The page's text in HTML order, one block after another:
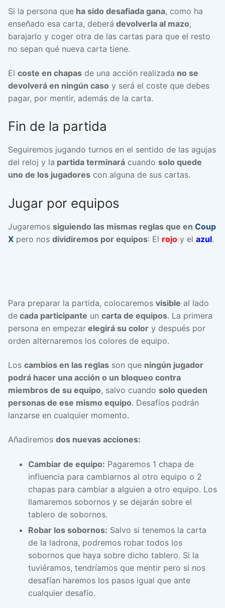
Si la persona que ha sido desafiada gana, como ha
enseñado esa carta, deberá devolverla al mazo,
barajarlo y coger otra de las cartas para que el resto
no sepan qué nueva carta tiene.
El coste en chapas de una acción realizada no se
devolverá en ningún caso y será el coste que debes
pagar, por mentir, además de la carta.
Fin de la partida
Seguiremos jugando turnos en el sentido de las agujas
del reloj y la partida terminará cuando solo quede
uno de los jugadores con alguna de sus cartas.
Jugar por equipos
Jugaremos siguiendo las mismas reglas que en Coup
X pero nos dividiremos por equipos: El rojo y el azul.
Para preparar la partida, colocaremos visible al lado
de cada participante un carta de equipos. La primera
persona en empezar elegirá su color y después por
orden alternaremos los colores de equipo.
Los cambios en las reglas son que ningún jugador
podrá hacer una acción o un bloqueo contra
miembros de su equipo, salvo cuando solo queden
personas de ese mismo equipo. Desafíos podrán
lanzarse en cualquier momento.
Añadiremos dos nuevas acciones:
Cambiar de equipo: Pagaremos 1 chapa de
influencia para cambiarnos al otro equipo o 2
chapas para cambiar a alguien a otro equipo. Los
llamaremos sobornos y se dejarán sobre el
tablero de sobornos.
Robar los sobornos: Salvo si tenemos la carta
de la ladrona, podremos robar todos los
sobornos que haya sobre dicho tablero. Si la
tuviéramos, tendríamos que mentir pero si nos
desafían haremos los pasos igual que ante
cualquier desafío.